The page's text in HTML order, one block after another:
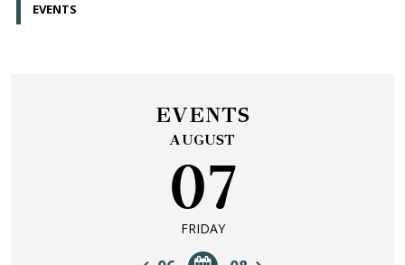
EVENTS
EVENTS
AUGUST
07
FRIDAY